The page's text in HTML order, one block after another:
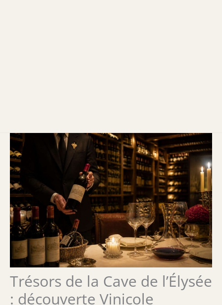
Trésors de la Cave de l’Élysée
: découverte Vinicole